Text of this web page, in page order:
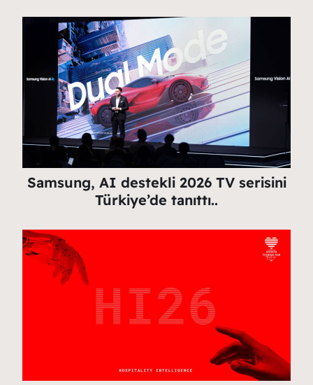
Samsung, AI destekli 2026 TV serisini
Türkiye’de tanıttı..